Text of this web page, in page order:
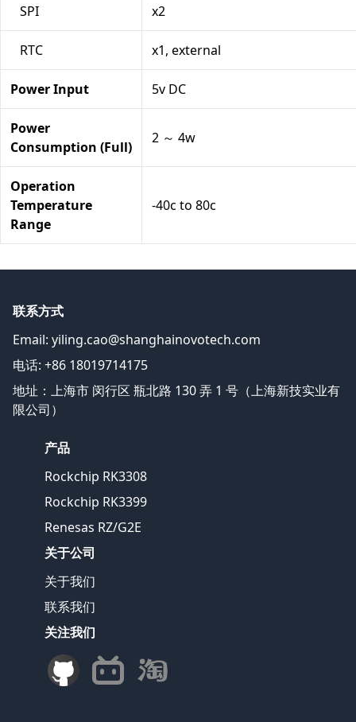
SPI x2
RTC x1, external
Power Input 5v DC
Power
Consumption (Full)
2 ～ 4w
Operation
Temperature
Range
-40c to 80c
联系方式
Email: yiling.cao@shanghainovotech.com
电话: +86 18019714175
地址：上海市 闵行区 瓶北路 130 弄 1 号（上海新技实业有
限公司）
产品
Rockchip RK3308
Rockchip RK3399
Renesas RZ/G2E
关于公司
关于我们
联系我们
关注我们